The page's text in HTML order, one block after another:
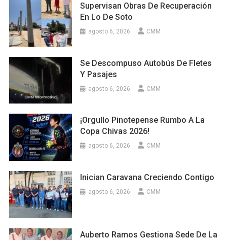
Supervisan Obras De Recuperación
En Lo De Soto
agosto 6, 2026 CMM
Se Descompuso Autobús De Fletes
Y Pasajes
agosto 6, 2026 CMM
¡Orgullo Pinotepense Rumbo A La
Copa Chivas 2026!
agosto 6, 2026 CMM
Inician Caravana Creciendo Contigo
agosto 6, 2026 CMM
Auberto Ramos Gestiona Sede De La